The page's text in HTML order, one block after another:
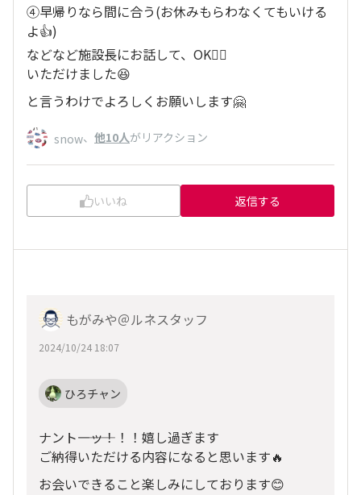
④早帰りなら間に合う(お休みもらわなくてもいける
よ👍)
などなど施設長にお話して、OK🙆‍♀️
いただけました😆
と言うわけでよろしくお願いします🤗
snow、 他10人がリアクション
いいね 返信する
もがみや＠ルネスタッフ
2024/10/24 18:07
ひろチャン
ナント――――ッ！！！嬉し過ぎます
ご納得いただける内容になると思います🔥
お会いできること楽しみにしております😊